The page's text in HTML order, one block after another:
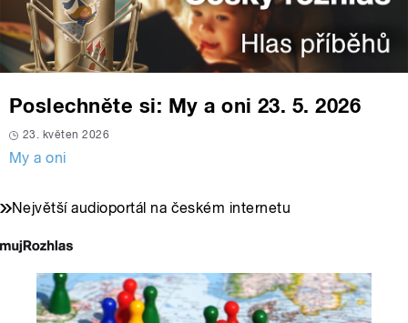
Poslechněte si: My a oni 23. 5. 2026
23. květen 2026
My a oni
Největší audioportál na českém internetu